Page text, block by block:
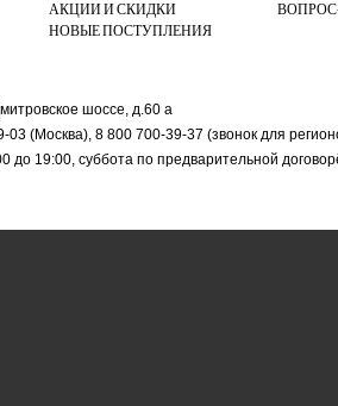
АКЦИИ И СКИДКИ
НОВЫЕ ПОСТУПЛЕНИЯ
шоссе, д.60 а
03 (Москва), 8 800 700-39-37 (звонок для
до 19:00, суббота по предварительной